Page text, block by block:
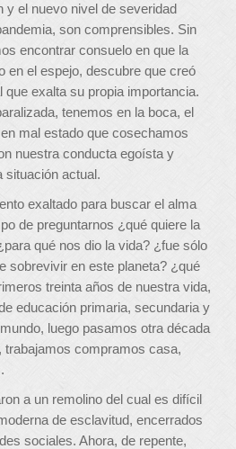
y el nuevo nivel de severidad
son comprensibles. Sin
encontrar consuelo en que la
en el espejo, descubre que creó
que exalta su propia importancia.
tenemos en la boca, el
mal estado que cosechamos
nuestra conducta egoísta y
situación actual.
exaltado para buscar el alma
de preguntarnos ¿qué quiere la
qué nos dio la vida? ¿fue sólo
sobrevivir en este planeta? ¿qué
treinta años de nuestra vida,
educación primaria, secundaria y
luego pasamos otra década
trabajamos compramos casa,
a un remolino del cual es difícil
de esclavitud, encerrados
sociales. Ahora, de repente,